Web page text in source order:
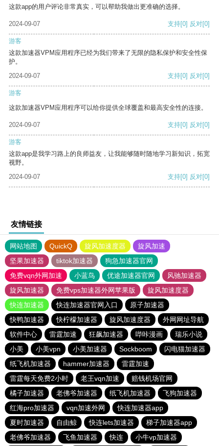
这款app的用户评论非常真实，可以帮助我做出更准确的选择。
2024-09-07 支持[0] 反对[0]
游客
这款加速器VPM应用程序已经为我们带来了无限的隐私保护和安全性保
护。
2024-09-07
支持[0] 反对[0]
游客
这款加速器VPM应用程序可以给你提供全球覆盖和最高安全性的连接。
2024-09-07 支持[0] 反对[0]
游客
这款app是我学习路上的良师益友，让我能够随时随地学习新知识，拓宽
视野。
2024-09-07
支持[0] 反对[0]
友情链接
网站地图 QuickQ 旋风加速度器
旋风加速
坚果加速器
tiktok加速器
狗急加速器官网
免费vqn外网加速
小蓝鸟 优途加速器官网
风驰加速器
旋风加速器
免费vps加速器外网苹果版
旋风加速度器
快连加速器
快连加速器官网入口
原子加速器
快鸭加速器
快柠檬加速器 旋风加速度器
外网网址导航
软件中心
雷霆加速 狂飙加速器 哔咔漫画
瑞乐小说
小美
小美vpn 小美加速器 Sockboom
闪电猫加速器
纸飞机加速器
hammer加速器
雷霆加速
雷霆每天免费2小时
老王vqn加速
赔钱机场官网
橘子加速器
老佛爷加速器 纸飞机加速器
飞狗加速器
红海pro加速器
vqn加速外网
快连加速器app
夏时加速器
自由鲸 快连lets加速器
梯子加速器app
老佛爷加速器
飞鱼加速器 快连 小牛vp加速器